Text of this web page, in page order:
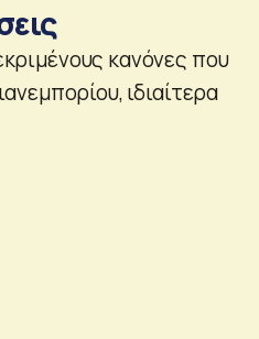
κανόνες που
ιδιαίτερα